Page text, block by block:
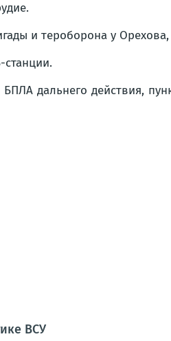
и тероборона у
дальнего действия,
ВСУ